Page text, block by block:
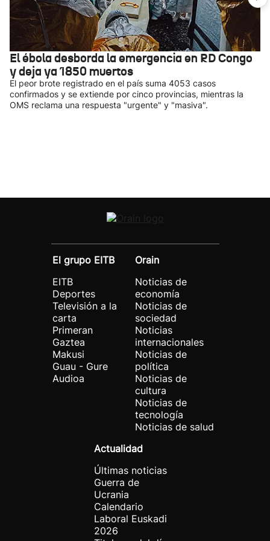
El ébola desborda la emergencia en RD Congo
y deja ya 1850 muertos
El peor brote registrado en el país suma 4053 casos
confirmados y se extiende por cinco provincias, mientras la
OMS reclama una respuesta "urgente" y "masiva".
El grupo EITB
EITB
Deportes
Televisión a la
carta
Primeran
Gaztea
Makusi
Guau - Gure
Audioa
Orain
Noticias de
economía
Noticias de
sociedad
Noticias
internacionales
Noticias de
política
Noticias de
cultura
Noticias de
tecnología
Noticias de salud
Actualidad
Últimas noticias
Guerra de
Ucrania
Calendario
Laboral Euskadi
2026